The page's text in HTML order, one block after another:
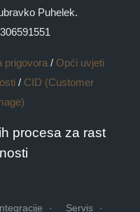
Puhelek.
prigovora / Opći uvjeti
/ CID (Customer
procesa za rast
Servis